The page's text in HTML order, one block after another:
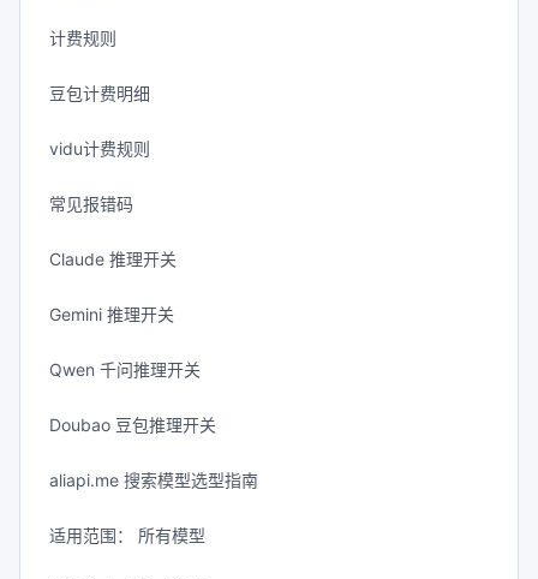
计费规则
豆包计费明细
vidu计费规则
常见报错码
Claude 推理开关
Gemini 推理开关
Qwen 千问推理开关
Doubao 豆包推理开关
aliapi.me 搜索模型选型指南
适用范围： 所有模型